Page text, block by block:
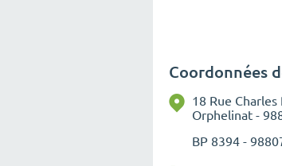
Coordonnées
18 Rue Charles
Orphelinat -
BP 8394 -